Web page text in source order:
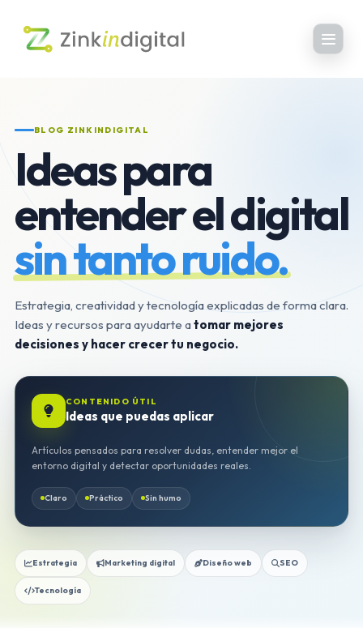
BLOG ZINKINDIGITAL
Ideas para
entender el digital
sin tanto ruido.
Estrategia, creatividad y tecnología explicadas de forma clara.
Ideas y recursos para ayudarte atomar mejores
decisiones y hacer crecer tu negocio.
CONTENIDO ÚTIL
Ideas que puedas aplicar
Artículos pensados para resolver dudas, entender mejor el
entorno digital y detectar oportunidades reales.
Claro Práctico Sin humo
Estrategia Marketing digital Diseño web SEO
Tecnología